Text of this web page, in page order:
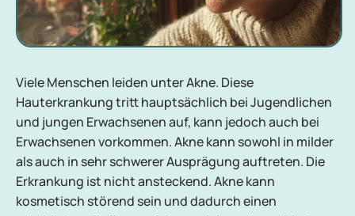
Viele Menschen leiden unter Akne. Diese
Hauterkrankung tritt hauptsächlich bei Jugendlichen
und jungen Erwachsenen auf, kann jedoch auch bei
Erwachsenen vorkommen. Akne kann sowohl in milder
als auch in sehr schwerer Ausprägung auftreten. Die
Erkrankung ist nicht ansteckend. Akne kann
kosmetisch störend sein und dadurch einen